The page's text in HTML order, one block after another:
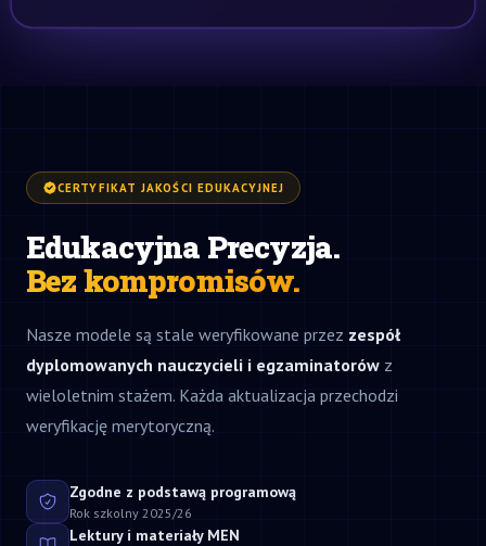
CERTYFIKAT JAKOŚCI EDUKACYJNEJ
Edukacyjna Precyzja.
Bez kompromisów.
Nasze modele są stale weryfikowane przez zespół
dyplomowanych nauczycieli i egzaminatorów z
wieloletnim stażem. Każda aktualizacja przechodzi
weryfikację merytoryczną.
Zgodne z podstawą programową
Rok szkolny 2025/26
Lektury i materiały MEN